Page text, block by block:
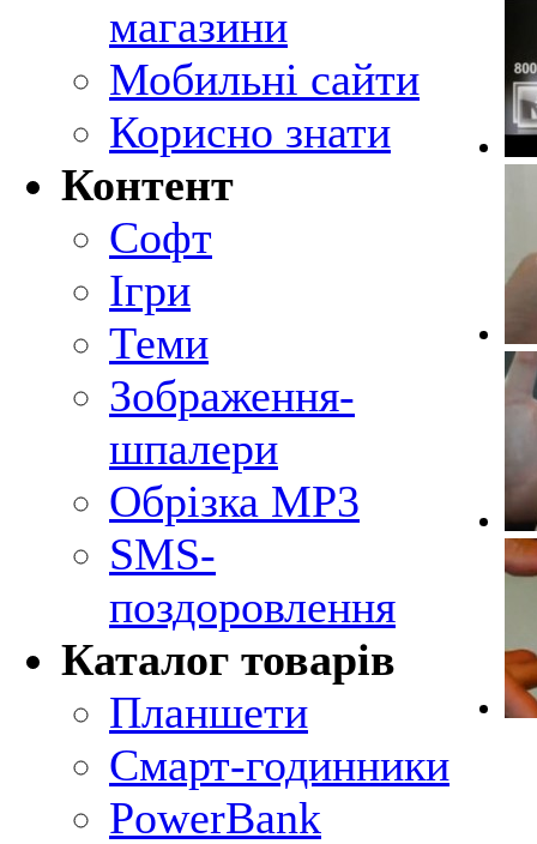
магазини
Мобильні сайти
Корисно знати
Контент
Софт
Ігри
Теми
Зображення-
шпалери
Обрізка MP3
SMS-
поздоровлення
Каталог товарів
Планшети
Смарт-годинники
PowerBank